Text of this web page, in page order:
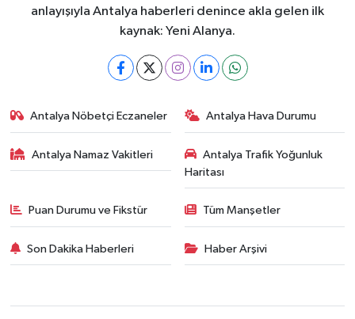
anlayışıyla Antalya haberleri denince akla gelen ilk
kaynak: Yeni Alanya.
Antalya Nöbetçi Eczaneler Antalya Hava Durumu
Antalya Namaz Vakitleri
Antalya Trafik Yoğunluk
Haritası
Puan Durumu ve Fikstür Tüm Manşetler
Son Dakika Haberleri Haber Arşivi